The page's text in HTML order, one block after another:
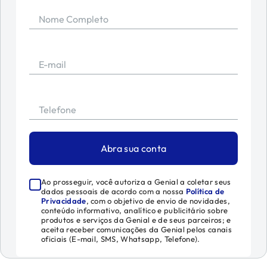
Nome Completo
E-mail
Telefone
Abra sua conta
Ao prosseguir, você autoriza a Genial a coletar seus
dados pessoais de acordo com a nossa Política de
Privacidade, com o objetivo de envio de novidades,
conteúdo informativo, analítico e publicitário sobre
produtos e serviços da Genial e de seus parceiros; e
aceita receber comunicações da Genial pelos canais
oficiais (E-mail, SMS, Whatsapp, Telefone).